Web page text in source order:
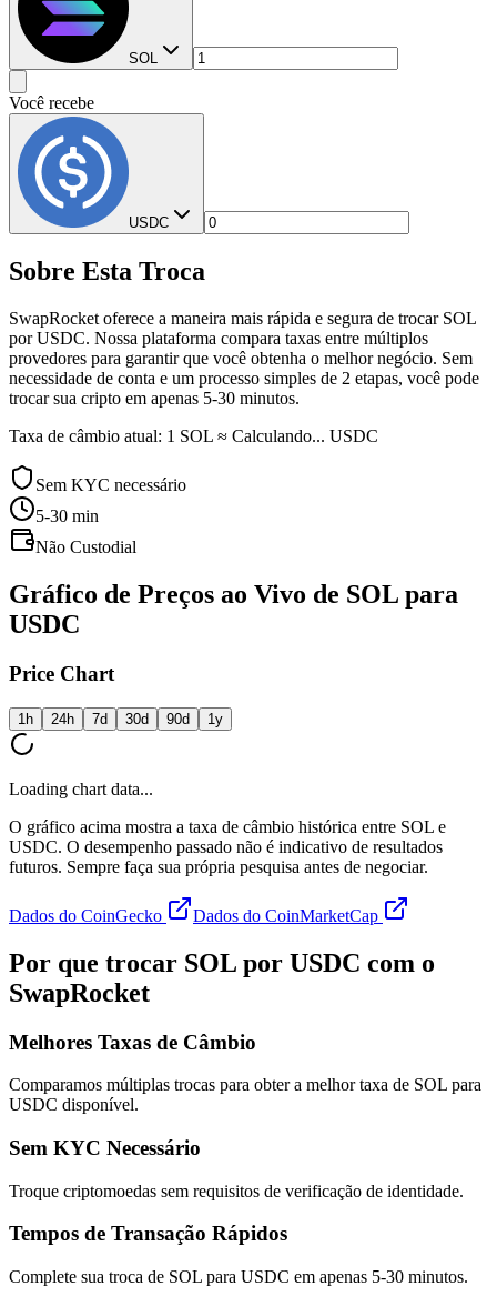
SOL
Você recebe
USDC
Sobre Esta Troca
SwapRocket oferece a maneira mais rápida e segura de trocar SOL
por USDC. Nossa plataforma compara taxas entre múltiplos
provedores para garantir que você obtenha o melhor negócio. Sem
necessidade de conta e um processo simples de 2 etapas, você pode
trocar sua cripto em apenas 5-30 minutos.
Taxa de câmbio atual: 1 SOL ≈ Calculando... USDC
Sem KYC necessário
5-30 min
Não Custodial
Gráfico de Preços ao Vivo de SOL para
USDC
Price Chart
1h 24h 7d 30d 90d 1y
Loading chart data...
O gráfico acima mostra a taxa de câmbio histórica entre SOL e
USDC. O desempenho passado não é indicativo de resultados
futuros. Sempre faça sua própria pesquisa antes de negociar.
Dados do CoinGecko Dados do CoinMarketCap
Por que trocar SOL por USDC com o
SwapRocket
Melhores Taxas de Câmbio
Comparamos múltiplas trocas para obter a melhor taxa de SOL para
USDC disponível.
Sem KYC Necessário
Troque criptomoedas sem requisitos de verificação de identidade.
Tempos de Transação Rápidos
Complete sua troca de SOL para USDC em apenas 5-30 minutos.